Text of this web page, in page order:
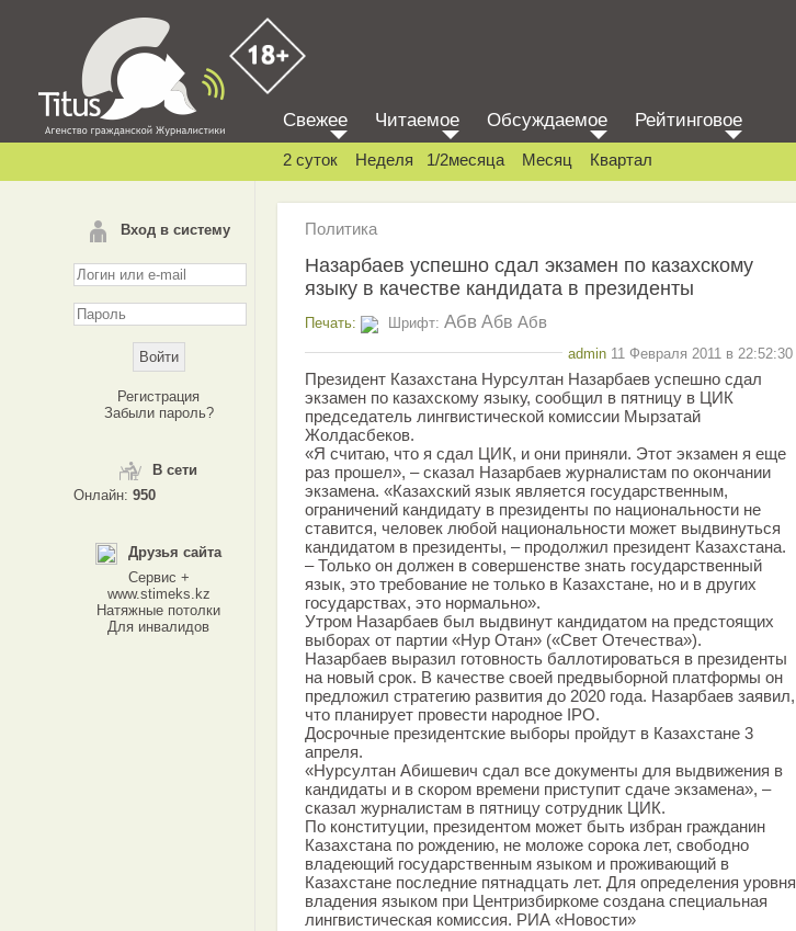
Вход в систему
Регистрация
Забыли пароль?
В сети
Онлайн: 950
Друзья сайта
Сервис +
www.stimeks.kz
Натяжные потолки
Для инвалидов
Свежее Читаемое Обсуждаемое Рейтинговое
2 суток Неделя 1/2месяца Месяц Квартал
Политика
Назарбаев успешно сдал экзамен по казахскому
языку в качестве кандидата в президенты
Печать: Шрифт: Абв Абв Абв
admin 11 Февраля 2011 в 22:52:30
Президент Казахстана Нурсултан Назарбаев успешно сдал
экзамен по казахскому языку, сообщил в пятницу в ЦИК
председатель лингвистической комиссии Мырзатай
Жолдасбеков.
«Я считаю, что я сдал ЦИК, и они приняли. Этот экзамен я еще
раз прошел», – сказал Назарбаев журналистам по окончании
экзамена. «Казахский язык является государственным,
ограничений кандидату в президенты по национальности не
ставится, человек любой национальности может выдвинуться
кандидатом в президенты, – продолжил президент Казахстана.
– Только он должен в совершенстве знать государственный
язык, это требование не только в Казахстане, но и в других
государствах, это нормально».
Утром Назарбаев был выдвинут кандидатом на предстоящих
выборах от партии «Нур Отан» («Свет Отечества»).
Назарбаев выразил готовность баллотироваться в президенты
на новый срок. В качестве своей предвыборной платформы он
предложил стратегию развития до 2020 года. Назарбаев заявил,
что планирует провести народное IPO.
Досрочные президентские выборы пройдут в Казахстане 3
апреля.
«Нурсултан Абишевич сдал все документы для выдвижения в
кандидаты и в скором времени приступит сдаче экзамена», –
сказал журналистам в пятницу сотрудник ЦИК.
По конституции, президентом может быть избран гражданин
Казахстана по рождению, не моложе сорока лет, свободно
владеющий государственным языком и проживающий в
Казахстане последние пятнадцать лет. Для определения уровня
владения языком при Центризбиркоме создана специальная
лингвистическая комиссия. РИА «Новости»